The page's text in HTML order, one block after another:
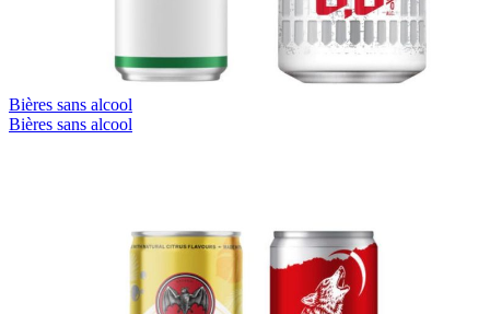
Bières sans alcool
Bières sans alcool